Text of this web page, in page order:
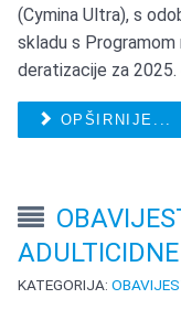
(Cymina Ultra), s
skladu s
deratizacije za 2025.
OPŠIRNIJE...
KATEGORIJA: